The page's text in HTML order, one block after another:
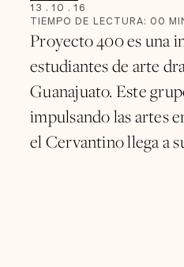
13 . 10 . 16
TIEMPO DE LECTURA: 00
Proyecto 400 es una
estudiantes de arte
Guanajuato. Este
impulsando las artes
el Cervantino llega a